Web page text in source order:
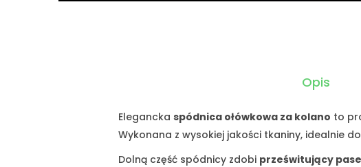
Opis
Elegancka spódnica ołówkowa za kolano to
Wykonana z wysokiej jakości tkaniny, idealnie
Dolną część spódnicy zdobi prześwitujący